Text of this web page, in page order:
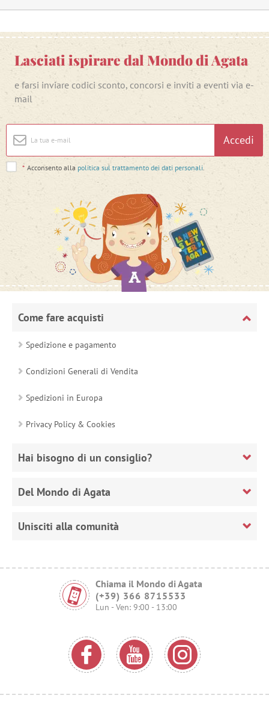
Lasciati ispirare dal Mondo di Agata
e farsi inviare codici sconto, concorsi e inviti a eventi via e-
mail
Accedi
* Acconsento alla politica sul trattamento dei dati personali
Come fare acquisti
Spedizione e pagamento
Condizioni Generali di Vendita
Spedizioni in Europa
Privacy Policy & Cookies
Hai bisogno di un consiglio?
Del Mondo di Agata
Unisciti alla comunità
Chiama il Mondo di Agata
(+39) 366 8715533
Lun - Ven: 9:00 - 13:00